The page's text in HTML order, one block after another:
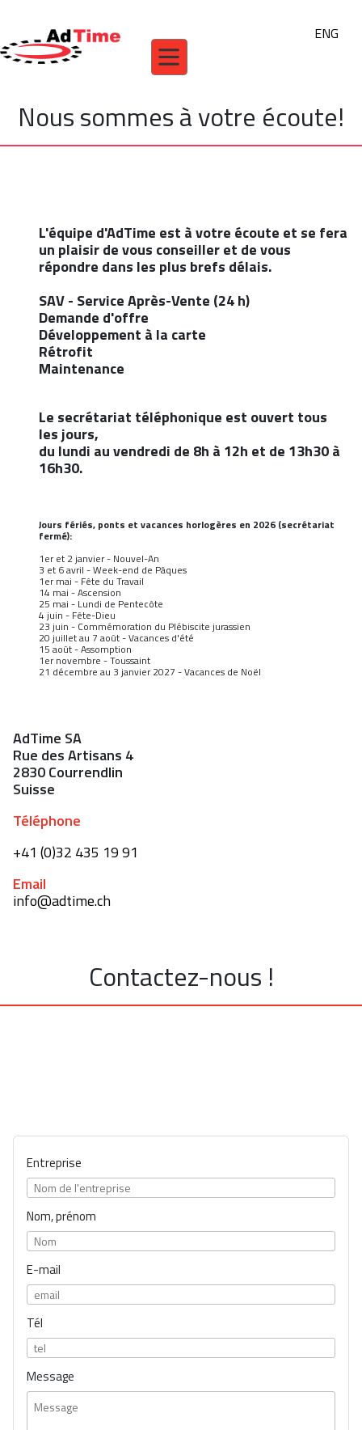
ENG
Nous sommes à votre écoute!
L'équipe d'AdTime est à votre écoute et se fera
un plaisir de vous conseiller et de vous
répondre dans les plus brefs délais. ​
SAV - Service Après-Vente (24 h)
Demande d'offre
Développement à la carte
Rétrofit
Maintenance
Le secrétariat téléphonique est ouvert tous
les jours,
du lundi au vendredi de 8h à 12h et de 13h30 à
16h30.
Jours fériés, ponts et vacances horlogères en 2026 (secrétariat
fermé):
1er et 2 janvier - Nouvel-An
3 et 6 avril - Week-end de Pâques
1er mai - Fête du Travail
14 mai - Ascension
25 mai - Lundi de Pentecôte
4 juin - Fête-Dieu
23 juin - Commémoration du Plébiscite jurassien
20 juillet au 7 août - Vacances d'été
15 août - Assomption
1er novembre - Toussaint
21 décembre au 3 janvier 2027 - Vacances de Noël
AdTime SA
Rue des Artisans 4
2830 Courrendlin
Suisse
Téléphone
+41 (0)32 435 19 91
Email
info@adtime.ch
Contactez-nous !
Entreprise
Nom, prénom
E-mail
Tél
Message